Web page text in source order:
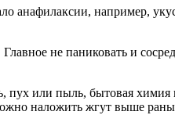
анафилаксии, например,
не паниковать и
пух или пыль, бытовая
наложить жгут выше раны